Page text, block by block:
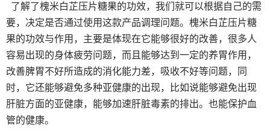
了解了槐米白芷压片糖果的功效，我们就可以根据自己的需
要，决定是否通过使用这款产品调理问题。槐米白芷压片糖
果的功效与作用，主要是体现在它能够很好的改善，很多人
容易出现的身体疲劳问题，而且能够达到一定的养胃作用，
改善脾胃不好所造成的消化能力差，吸收不好等问题，同
时，它还能够避免多种亚健康的出现，比如说能够避免出现
肝脏方面的亚健康，能够加速肝脏毒素的排出。也能保护血
管的健康。